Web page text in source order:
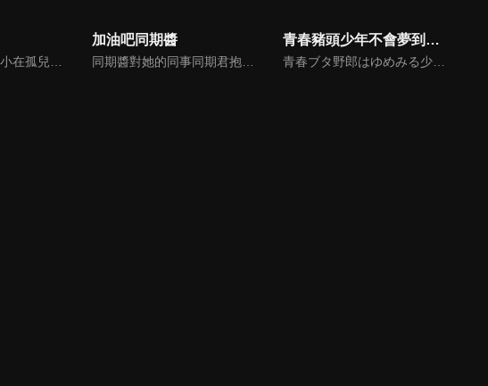
加油吧同期醬
同期醬對她的同事同期君抱有好感，卻因為自己的膽怯遲遲無法說出口。兩人在工作的過程中經歷了各種事件，但遲鈍的同期君始終沒有察覺她的心意。此時後輩醬也正虎視眈眈著，她積極地對同期君發起攻勢，不斷伺機介入兩人之間。究竟同期醬能不能順利地傳達出她心意呢。
青春豬頭少年不會夢到懷夢美少女